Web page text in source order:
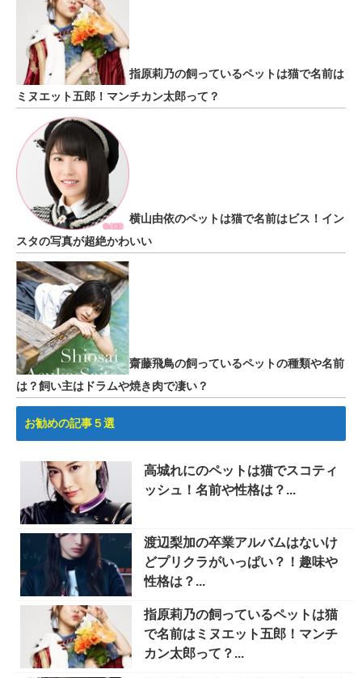
指原莉乃の飼っているペットは猫で名前は
ミヌエット五郎！マンチカン太郎って？
横山由依のペットは猫で名前はビス！イン
スタの写真が超絶かわいい
齋藤飛鳥の飼っているペットの種類や名前
は？飼い主はドラムや焼き肉で凄い？
お勧めの記事５選
高城れにのペットは猫でスコティ
ッシュ！名前や性格は？...
渡辺梨加の卒業アルバムはないけ
どプリクラがいっぱい？！趣味や
性格は？...
指原莉乃の飼っているペットは猫
で名前はミヌエット五郎！マンチ
カン太郎って？...